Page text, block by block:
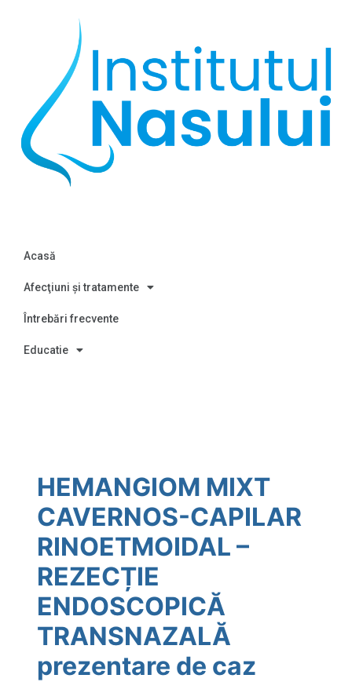
Acasă
Afecţiuni și tratamente
Întrebări frecvente
Educatie
HEMANGIOM MIXT
CAVERNOS-CAPILAR
RINOETMOIDAL –
REZECȚIE
ENDOSCOPICĂ
TRANSNAZALĂ
prezentare de caz